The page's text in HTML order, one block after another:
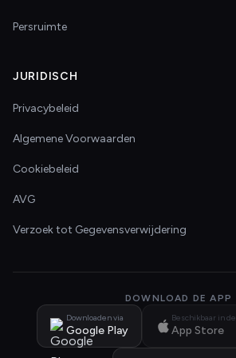
Persruimte
JURIDISCH
Privacybeleid
Algemene Voorwaarden
Cookiebeleid
AVG
Verzoek tot Gegevensverwijdering
DOWNLOAD DE APP
Downloaden via
Google Play
Beschikbaar in de
App Store